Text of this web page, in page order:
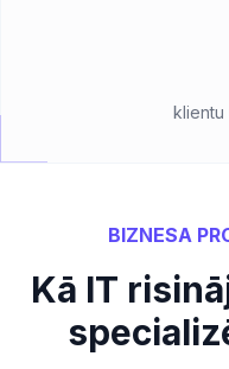
klientu
BIZNESA
Kā IT